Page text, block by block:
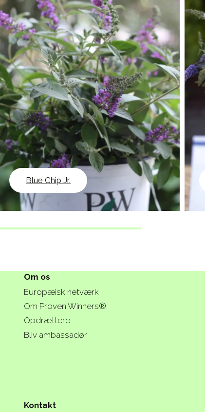
Blue Chip Jr.
Om os
Europæisk netværk
Om Proven Winners®.
Opdrættere
Bliv ambassadør
Kontakt